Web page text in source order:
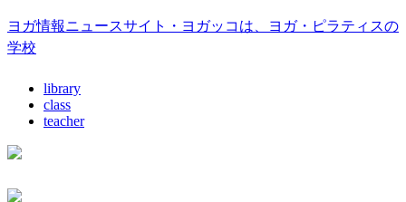
ヨガ情報ニュースサイト・ヨガッコは、ヨガ・ピラティスの
学校
library
class
teacher